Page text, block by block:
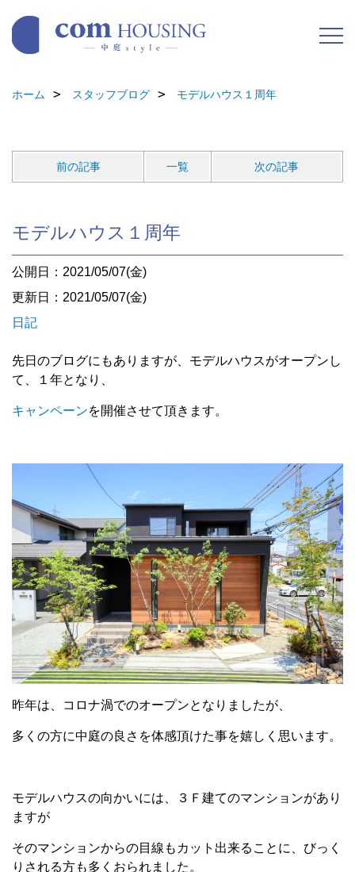
ホーム スタッフブログ モデルハウス１周年
前の記事 一覧 次の記事
モデルハウス１周年
公開日：2021/05/07(金)
更新日：2021/05/07(金)
日記
先日のブログにもありますが、モデルハウスがオープンし
て、１年となり、
キャンペーンを開催させて頂きます。
昨年は、コロナ渦でのオープンとなりましたが、
多くの方に中庭の良さを体感頂けた事を嬉しく思います。
モデルハウスの向かいには、３Ｆ建てのマンションがあり
ますが
そのマンションからの目線もカット出来ることに、びっく
りされる方も多くおられました。